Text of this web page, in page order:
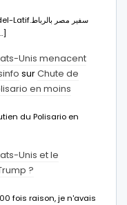
ووفقا له، فإن
Unis menacent
surChute de
en moins
du Polisario en
Unis et le
?
fois raison, je n'avais